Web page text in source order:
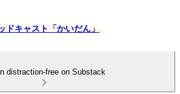
ドキャスト「かいだん」
distraction-free on Substack